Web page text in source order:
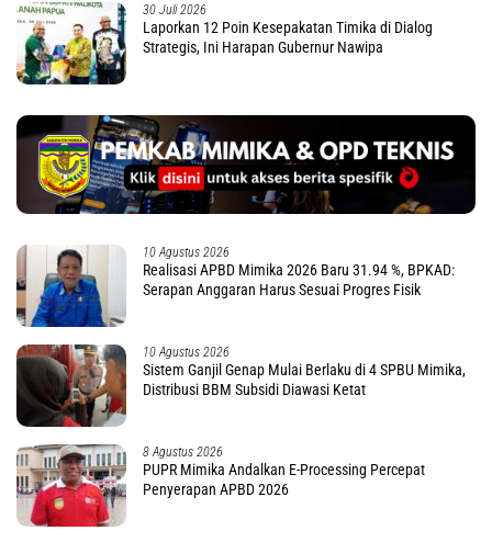
30 Juli 2026
Laporkan 12 Poin Kesepakatan Timika di Dialog
Strategis, Ini Harapan Gubernur Nawipa
10 Agustus 2026
Realisasi APBD Mimika 2026 Baru 31.94 %, BPKAD:
Serapan Anggaran Harus Sesuai Progres Fisik
10 Agustus 2026
Sistem Ganjil Genap Mulai Berlaku di 4 SPBU Mimika,
Distribusi BBM Subsidi Diawasi Ketat
8 Agustus 2026
PUPR Mimika Andalkan E-Processing Percepat
Penyerapan APBD 2026